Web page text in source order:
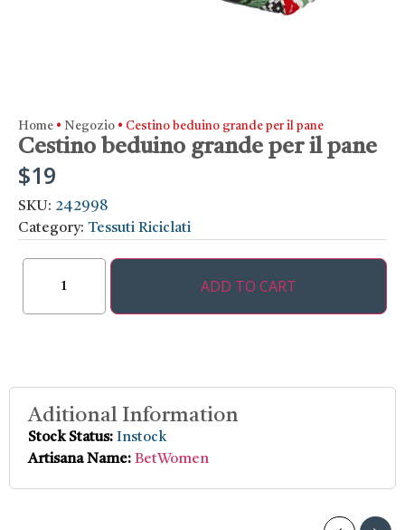
Home • Negozio • Cestino beduino grande per il pane
Cestino beduino grande per il pane
$19
SKU: 242998
Category: Tessuti Riciclati
ADD TO CART
Aditional Information
Stock Status: Instock
Artisana Name: BetWomen